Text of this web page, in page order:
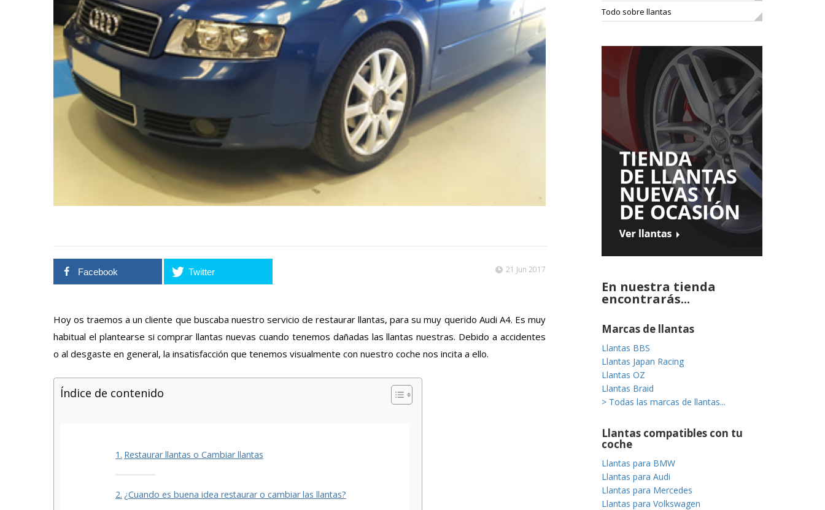
21 Jun 2017
Facebook Twitter
Hoy os traemos a un cliente que buscaba nuestro servicio de restaurar llantas, para su muy querido Audi A4. Es muy
habitual el plantearse si comprar llantas nuevas cuando tenemos dañadas las llantas nuestras. Debido a accidentes
o al desgaste en general, la insatisfacción que tenemos visualmente con nuestro coche nos incita a ello.
Índice de contenido
Restaurar llantas o Cambiar llantas
¿Cuando es buena idea restaurar o cambiar las llantas?
Todo sobre llantas
En nuestra tienda
encontrarás...
Marcas de llantas
Llantas BBS
Llantas Japan Racing
Llantas OZ
Llantas Braid
> Todas las marcas de llantas...
Llantas compatibles con tu
coche
Llantas para BMW
Llantas para Audi
Llantas para Mercedes
Llantas para Volkswagen